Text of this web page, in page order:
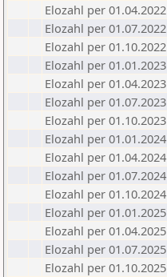
Elozahl per 01.04.2022
Elozahl per 01.07.2022
Elozahl per 01.10.2022
Elozahl per 01.01.2023
Elozahl per 01.04.2023
Elozahl per 01.07.2023
Elozahl per 01.10.2023
Elozahl per 01.01.2024
Elozahl per 01.04.2024
Elozahl per 01.07.2024
Elozahl per 01.10.2024
Elozahl per 01.01.2025
Elozahl per 01.04.2025
Elozahl per 01.07.2025
Elozahl per 01.10.2025